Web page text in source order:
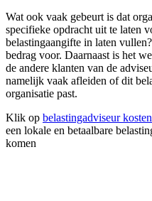
Wat ook vaak gebeurt is dat
specifieke opdracht uit te laten
belastingaangifte in laten
bedrag voor. Daarnaast is het
de andere klanten van de
namelijk vaak afleiden of dit
organisatie past.
Klik op belastingadviseur kosten
een lokale en betaalbare
komen